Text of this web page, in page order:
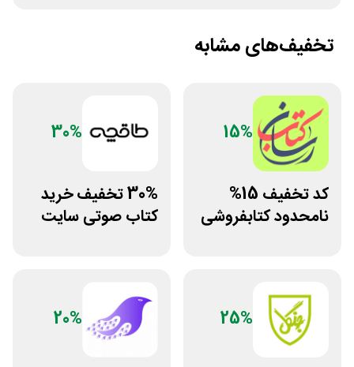
تخفیف‌های مشابه
15%
کد تخفیف 15%
نامحدود کتابفروشی
30%
30% تخفیف خرید
کتاب صوتی سایت
25%
20%